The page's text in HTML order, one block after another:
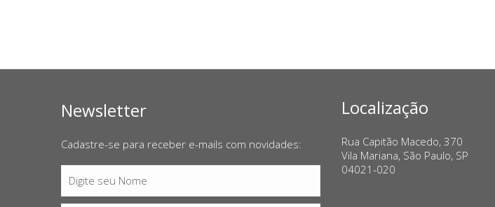
Newsletter
Cadastre-se para receber e-mails com novidades:
Nome
Digite seu Nome
Localização
Rua Capitão Macedo, 370
Vila Mariana, São Paulo, SP
04021-020